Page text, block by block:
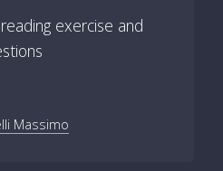
exercise and
Massimo